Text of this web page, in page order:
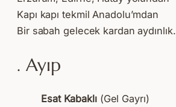
Kapı kapı tekmil Anadolu’mdan
Bir sabah gelecek kardan aydınlık.
. Ayıp
Esat Kabaklı(Gel Gayrı)